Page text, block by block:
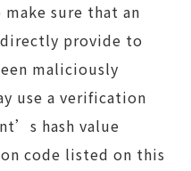
sure that an
provide to
maliciously
use a verification
hash value
code listed on this